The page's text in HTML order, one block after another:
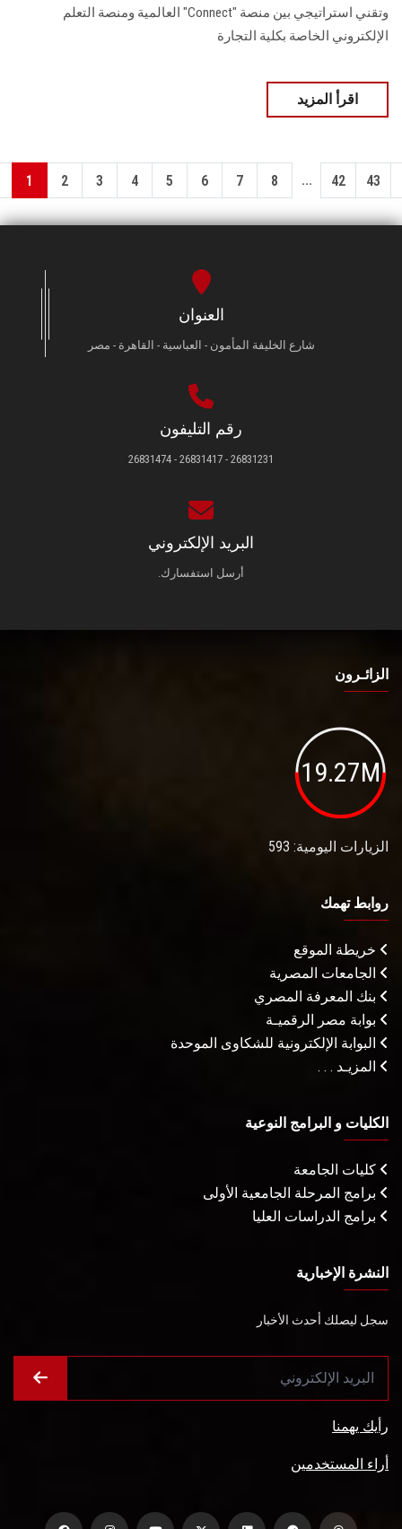
وتقني استراتيجي بين منصة "Connect" العالمية ومنصة التعلم
الإلكتروني الخاصة بكلية التجارة
اقرأ المزيد
1 2 3 4 5 6 7 8 ... 42 43
العنوان
شارع الخليفة المأمون - العباسية - القاهرة - مصر
رقم التليفون
26831231 - 26831417 - 26831474
البريد الإلكتروني
أرسل استفسارك.
الزائـرون
19.27M
الزيارات اليومية: 593
روابط تهمك
خريطة الموقع
الجامعات المصرية
بنك المعرفة المصري
بوابة مصر الرقميـة
البوابة الإلكترونية للشكاوى الموحدة
المزيـد . . .
الكليات و البرامج النوعية
كليات الجامعة
برامج المرحلة الجامعية الأولى
برامج الدراسات العليا
النشرة الإخبارية
سجل ليصلك أحدث الأخبار
رأيك يهمنا
أراء المستخدمين